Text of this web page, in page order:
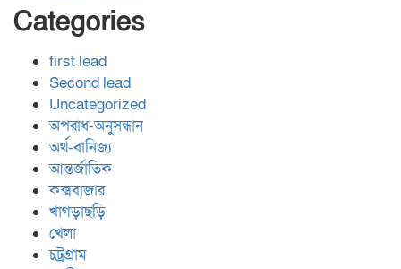
Categories
first lead
Second lead
Uncategorized
অপরাধ-অনুসন্ধান
অর্থ-বানিজ্য
আন্তর্জাতিক
কক্সবাজার
খাগড়াছড়ি
খেলা
চট্রগ্রাম